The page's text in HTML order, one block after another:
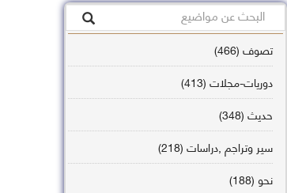
تصوف (466)
دوريات-مجلات (413)
حديث (348)
سير وتراجم ,دراسات (218)
نحو (188)